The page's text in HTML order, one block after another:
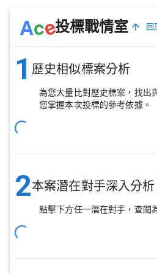
Ace投標戰情室 回
1 歷史相似標案分析
為您大量比對歷史標案，找出
您掌握本次投標的參考依據。
2本案潛在對手深入分析
點擊下方任一潛在對手，查閱